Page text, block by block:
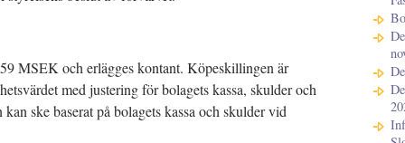
MSEK och erlägges kontant. Köpeskillingen är
med justering för bolagets kassa, skulder och
ske baserat på bolagets kassa och skulder vid